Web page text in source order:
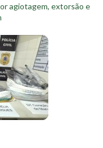
agiotagem, extorsão e